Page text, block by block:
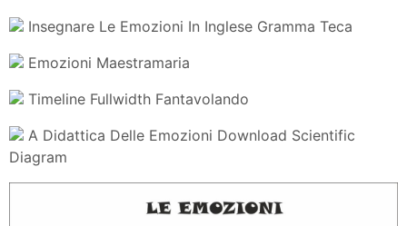
Insegnare Le Emozioni In Inglese Gramma Teca
Emozioni Maestramaria
Timeline Fullwidth Fantavolando
A Didattica Delle Emozioni Download Scientific
Diagram